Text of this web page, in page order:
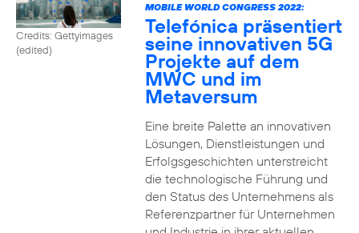
Credits: Gettyimages
(edited)
MOBILE WORLD CONGRESS 2022:
Telefónica präsentiert
seine innovativen 5G
Projekte auf dem
MWC und im
Metaversum
Eine breite Palette an innovativen
Lösungen, Dienstleistungen und
Erfolgsgeschichten unterstreicht
die technologische Führung und
den Status des Unternehmens als
Referenzpartner für Unternehmen